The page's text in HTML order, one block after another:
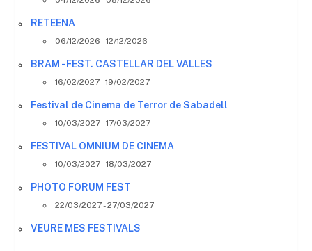
RETEENA
06/12/2026 - 12/12/2026
BRAM - FEST. CASTELLAR DEL VALLES
16/02/2027 - 19/02/2027
Festival de Cinema de Terror de Sabadell
10/03/2027 - 17/03/2027
FESTIVAL OMNIUM DE CINEMA
10/03/2027 - 18/03/2027
PHOTO FORUM FEST
22/03/2027 - 27/03/2027
VEURE MES FESTIVALS